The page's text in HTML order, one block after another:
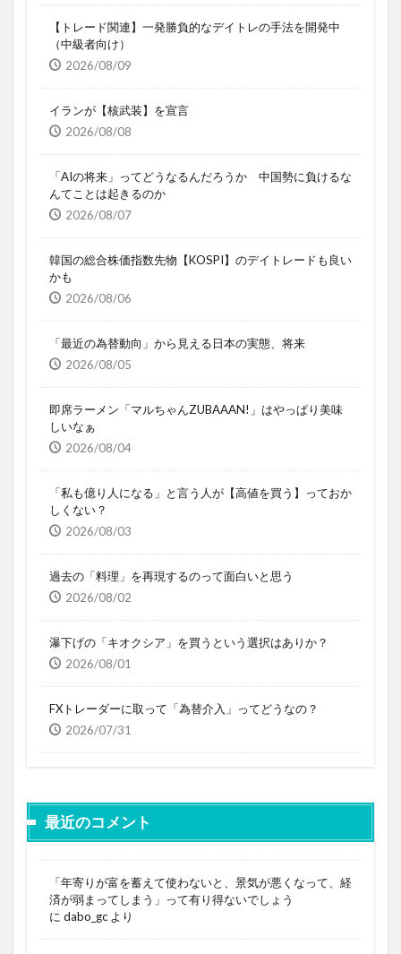
【トレード関連】一発勝負的なデイトレの手法を開発中
（中級者向け）
2026/08/09
イランが【核武装】を宣言
2026/08/08
「AIの将来」ってどうなるんだろうか 中国勢に負けるな
んてことは起きるのか
2026/08/07
韓国の総合株価指数先物【KOSPI】のデイトレードも良い
かも
2026/08/06
「最近の為替動向」から見える日本の実態、将来
2026/08/05
即席ラーメン「マルちゃんZUBAAAN!」はやっぱり美味
しいなぁ
2026/08/04
「私も億り人になる」と言う人が【高値を買う】っておか
しくない？
2026/08/03
過去の「料理」を再現するのって面白いと思う
2026/08/02
瀑下げの「キオクシア」を買うという選択はありか？
2026/08/01
FXトレーダーに取って「為替介入」ってどうなの？
2026/07/31
最近のコメント
「年寄りが富を蓄えて使わないと、景気が悪くなって、経
済が弱まってしまう」って有り得ないでしょう
に dabo_gc より